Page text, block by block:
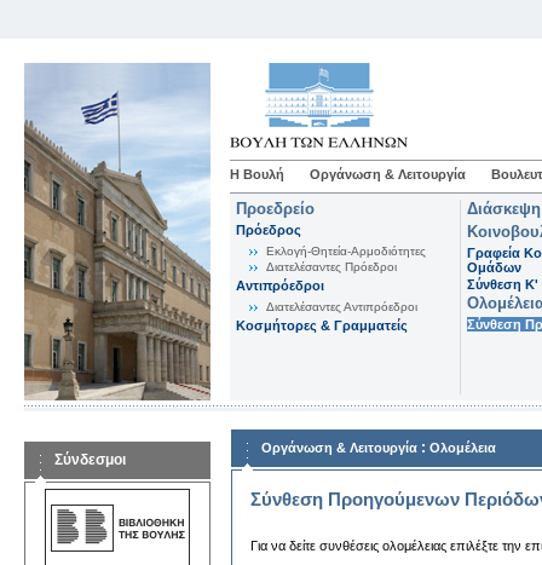
Η Βουλή Οργάνωση & Λειτουργία
Προεδρείο
Πρόεδρος
Εκλογή-Θητεία-Αρμοδιότητες
Διατελέσαντες Πρόεδροι
Αντιπρόεδροι
Διατελέσαντες Αντιπρόεδροι
Κοσμήτορες & Γραμματείς
Γραφεία
Ομάδων
Σύνθεση K'
Σύνθεση
Σύνδεσμοι
Οργάνωση & Λειτουργία : Ολομέλεια
Σύνθεση Προηγούμενων
Για να δείτε συνθέσεις ολομέλειας επιλέξτε την